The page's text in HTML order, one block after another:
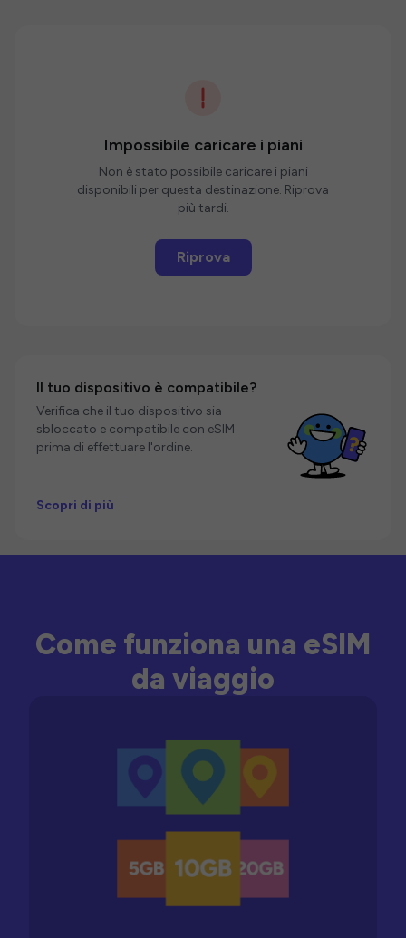
Impossibile caricare i piani
Non è stato possibile caricare i piani
disponibili per questa destinazione. Riprova
più tardi.
Riprova
Il tuo dispositivo è compatibile?
Verifica che il tuo dispositivo sia
sbloccato e compatibile con eSIM
prima di effettuare l'ordine.
Scopri di più
Come funziona una eSIM
da viaggio